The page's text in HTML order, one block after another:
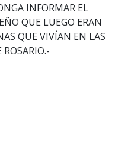
INFORMAR EL
QUE LUEGO ERAN
QUE VIVÍAN EN LAS